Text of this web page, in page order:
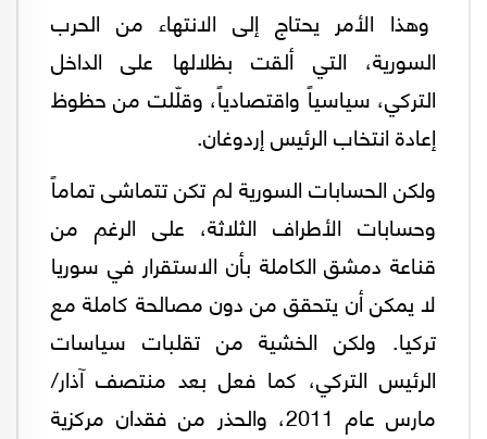
وهذا الأمر يحتاج إلى الانتهاء من الحرب
السورية، التي ألقت بظلالها على الداخل
التركي، سياسياً واقتصادياً، وقلّلت من حظوظ
إعادة انتخاب الرئيس إردوغان.
ولكن الحسابات السورية لم تكن تتماشى تماماً
وحسابات الأطراف الثلاثة، على الرغم من
قناعة دمشق الكاملة بأن الاستقرار في سوريا
لا يمكن أن يتحقق من دون مصالحة كاملة مع
تركيا. ولكن الخشية من تقلبات سياسات
الرئيس التركي، كما فعل بعد منتصف آذار/
مارس عام 2011، والحذر من فقدان مركزية